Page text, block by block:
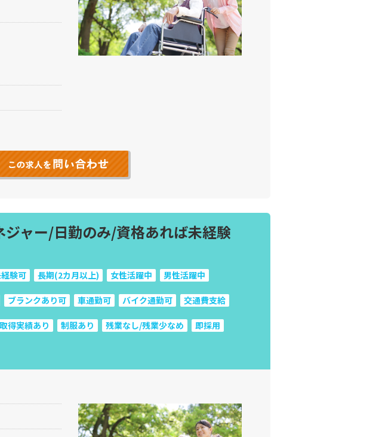
ャー/日勤のみ/資格あれば未経験
験可 長期(2カ月以上) 女性活躍中 男性活躍中
ブランクあり可 車通勤可 バイク通勤可 交通費支給
得実績あり 制服あり 残業なし/残業少なめ 即採用